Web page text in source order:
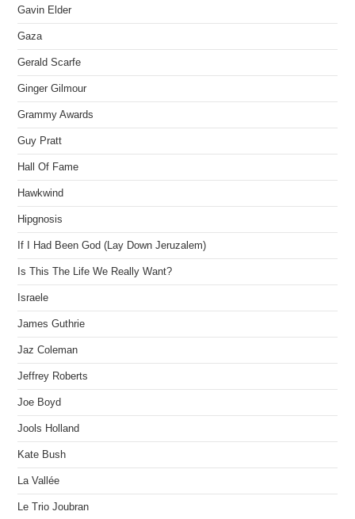
Gavin Elder
Gaza
Gerald Scarfe
Ginger Gilmour
Grammy Awards
Guy Pratt
Hall Of Fame
Hawkwind
Hipgnosis
If I Had Been God (Lay Down Jeruzalem)
Is This The Life We Really Want?
Israele
James Guthrie
Jaz Coleman
Jeffrey Roberts
Joe Boyd
Jools Holland
Kate Bush
La Vallée
Le Trio Joubran